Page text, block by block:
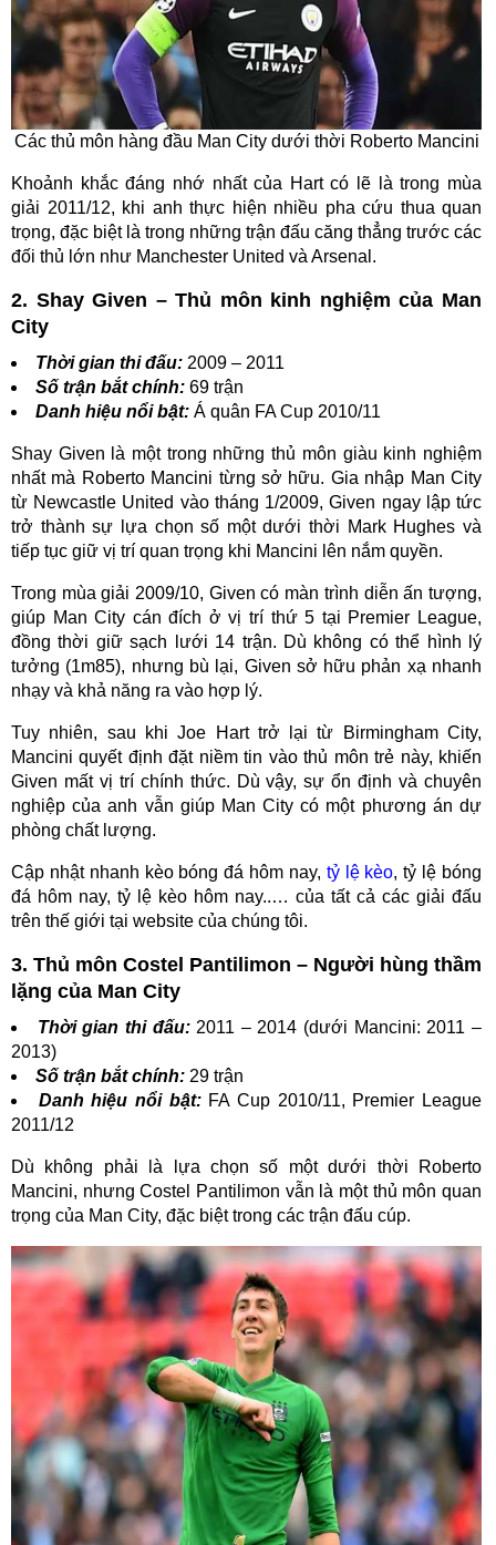
Các thủ môn hàng đầu Man City dưới thời Roberto Mancini
Khoảnh khắc đáng nhớ nhất của Hart có lẽ là trong mùa
giải 2011/12, khi anh thực hiện nhiều pha cứu thua quan
trọng, đặc biệt là trong những trận đấu căng thẳng trước các
đối thủ lớn như Manchester United và Arsenal.
2. Shay Given – Thủ môn kinh nghiệm của Man
City
Thời gian thi đấu: 2009 – 2011
Số trận bắt chính: 69 trận
Danh hiệu nổi bật: Á quân FA Cup 2010/11
Shay Given là một trong những thủ môn giàu kinh nghiệm
nhất mà Roberto Mancini từng sở hữu. Gia nhập Man City
từ Newcastle United vào tháng 1/2009, Given ngay lập tức
trở thành sự lựa chọn số một dưới thời Mark Hughes và
tiếp tục giữ vị trí quan trọng khi Mancini lên nắm quyền.
Trong mùa giải 2009/10, Given có màn trình diễn ấn tượng,
giúp Man City cán đích ở vị trí thứ 5 tại Premier League,
đồng thời giữ sạch lưới 14 trận. Dù không có thể hình lý
tưởng (1m85), nhưng bù lại, Given sở hữu phản xạ nhanh
nhạy và khả năng ra vào hợp lý.
Tuy nhiên, sau khi Joe Hart trở lại từ Birmingham City,
Mancini quyết định đặt niềm tin vào thủ môn trẻ này, khiến
Given mất vị trí chính thức. Dù vậy, sự ổn định và chuyên
nghiệp của anh vẫn giúp Man City có một phương án dự
phòng chất lượng.
Cập nhật nhanh kèo bóng đá hôm nay, tỷ lệ kèo, tỷ lệ bóng
đá hôm nay, tỷ lệ kèo hôm nay..… của tất cả các giải đấu
trên thế giới tại website của chúng tôi.
3. Thủ môn Costel Pantilimon – Người hùng thầm
lặng của Man City
Thời gian thi đấu:2011 – 2014 (dưới Mancini: 2011 –
2013)
Số trận bắt chính: 29 trận
Danh hiệu nổi bật: FA Cup 2010/11, Premier League
2011/12
Dù không phải là lựa chọn số một dưới thời Roberto
Mancini, nhưng Costel Pantilimon vẫn là một thủ môn quan
trọng của Man City, đặc biệt trong các trận đấu cúp.